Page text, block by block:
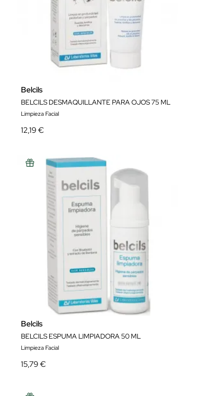
Belcils
BELCILS DESMAQUILLANTE PARA OJOS 75 ML
Limpieza Facial
12,19 €
Belcils
BELCILS ESPUMA LIMPIADORA 50 ML
Limpieza Facial
15,79 €